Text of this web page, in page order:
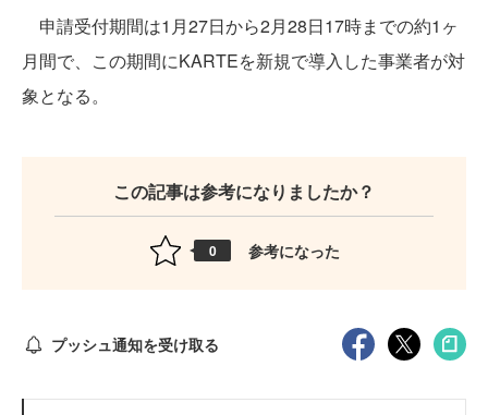
申請受付期間は1月27日から2月28日17時までの約1ヶ
月間で、この期間にKARTEを新規で導入した事業者が対
象となる。
この記事は参考になりましたか？
0 参考になった
プッシュ通知を受け取る